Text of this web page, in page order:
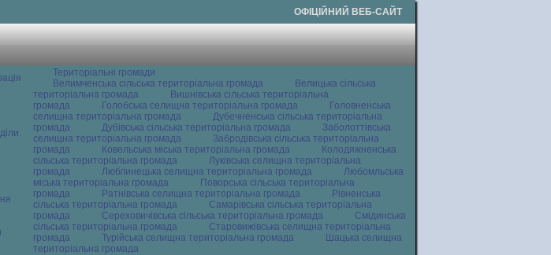
ОФІЦІЙНИЙ ВЕБ-САЙТ
Територіальні громади
Велимченська сільська територіальна громада
Велицька сільська
територіальна громада
Вишнівська сільська територіальна
громада
Голобська селищна територіальна громада
Головненська
селищна територіальна громада
Дубечненська сільська територіальна
громада
Дубівська сільська територіальна громада
Заболоттівська
селищна територіальна громада
Забродівська сільська територіальна
громада
Ковельська міська територіальна громада
Колодяжненська
сільська територіальна громада
Луківська селищна територіальна
громада
Люблинецька селищна територіальна громада
Любомльська
міська територіальна громада
Поворська сільська територіальна
громада
Ратнівська селищна територіальна громада
Рівненська
сільська територіальна громада
Самарівська сільська територіальна
громада
Сереховичівська сільська територіальна громада
Смідинська
сільська територіальна громада
Старовижівська селищна територіальна
громада
Турійська селищна територіальна громада
Шацька селищна
територіальна громада